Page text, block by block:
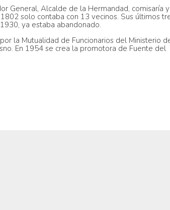
General, Alcalde de la Hermandad, comisaría y
solo contaba con 13 vecinos. Sus últimos
ya estaba abandonado.
la Mutualidad de Funcionarios del Ministerio
En 1954 se crea la promotora de Fuente del